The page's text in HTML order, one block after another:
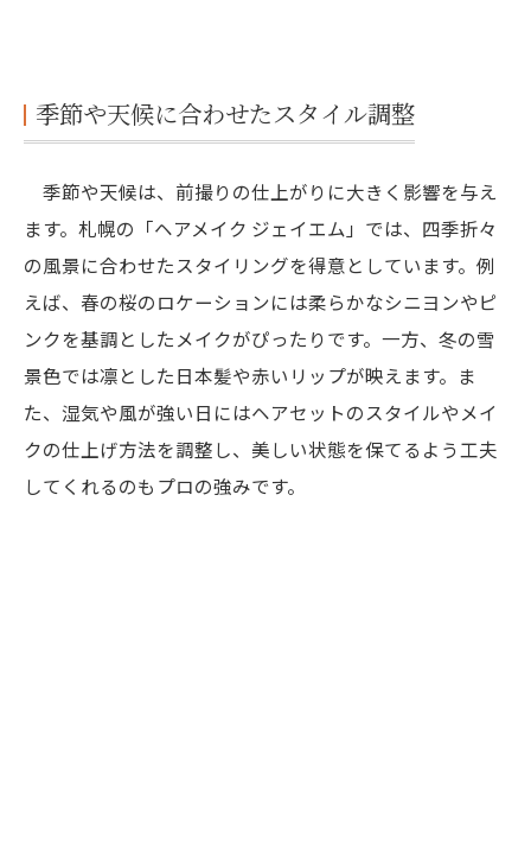
季節や天候に合わせたスタイル調整
季節や天候は、前撮りの仕上がりに大きく影響を与え
ます。札幌の「ヘアメイク ジェイエム」では、四季折々
の風景に合わせたスタイリングを得意としています。例
えば、春の桜のロケーションには柔らかなシニヨンやピ
ンクを基調としたメイクがぴったりです。一方、冬の雪
景色では凛とした日本髪や赤いリップが映えます。ま
た、湿気や風が強い日にはヘアセットのスタイルやメイ
クの仕上げ方法を調整し、美しい状態を保てるよう工夫
してくれるのもプロの強みです。